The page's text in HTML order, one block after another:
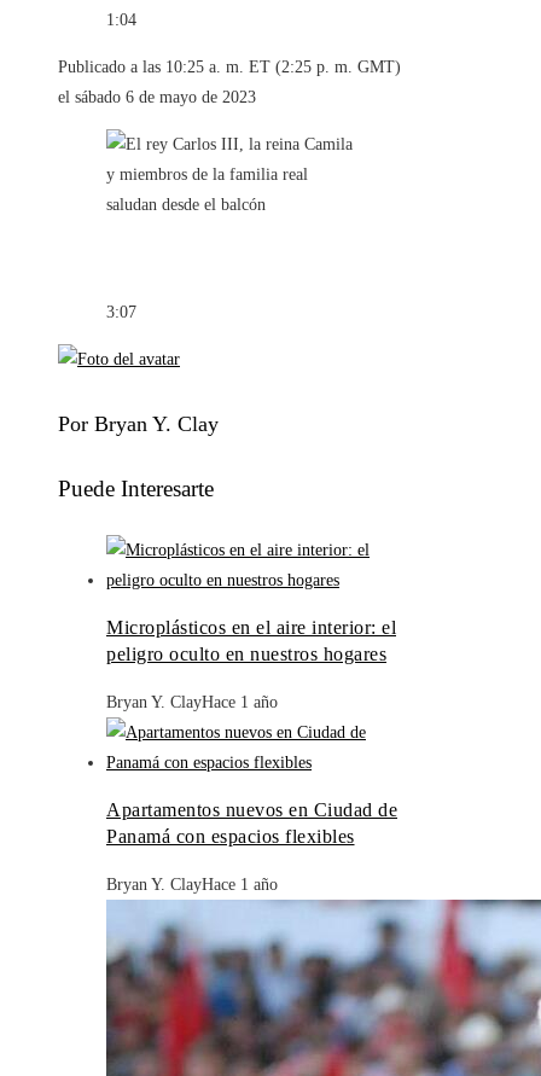
1:04
Publicado a las 10:25 a. m. ET (2:25 p. m. GMT)
el sábado 6 de mayo de 2023
3:07
Por Bryan Y. Clay
Puede Interesarte
Microplásticos en el aire interior: el
peligro oculto en nuestros hogares
Bryan Y. ClayHace 1 año
Apartamentos nuevos en Ciudad de
Panamá con espacios flexibles
Bryan Y. ClayHace 1 año